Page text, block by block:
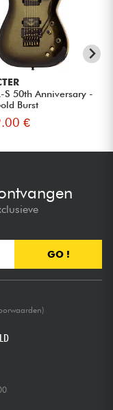
S 50th Anniversary -
Burst
€
GO !